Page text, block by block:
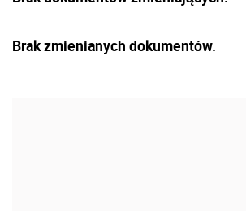
Brak zmienianych dokumentów.